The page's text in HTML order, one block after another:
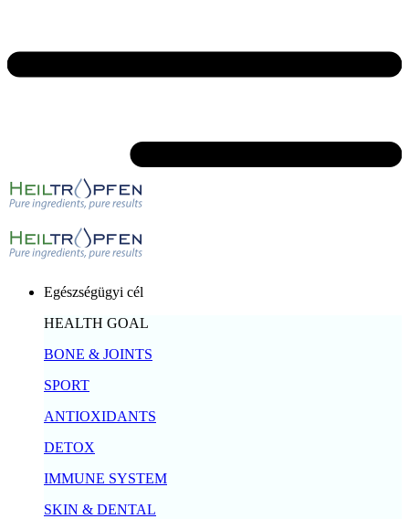
Egészségügyi cél
HEALTH GOAL
BONE & JOINTS
SPORT
ANTIOXIDANTS
DETOX
IMMUNE SYSTEM
SKIN & DENTAL